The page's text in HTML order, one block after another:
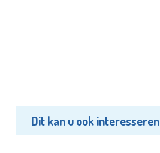
Dit kan u ook interesseren